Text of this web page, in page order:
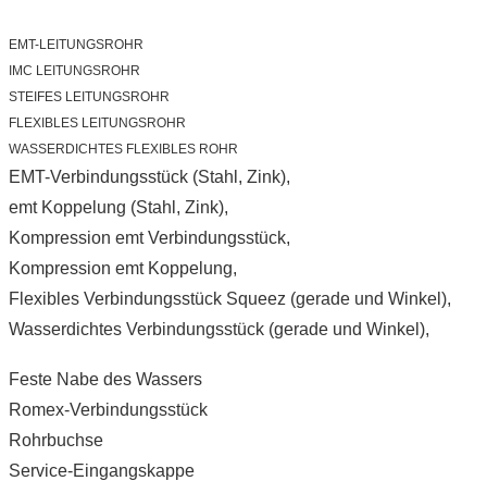
EMT-LEITUNGSROHR
IMC LEITUNGSROHR
STEIFES LEITUNGSROHR
FLEXIBLES LEITUNGSROHR
WASSERDICHTES FLEXIBLES ROHR
EMT-Verbindungsstück (Stahl, Zink),
emt Koppelung (Stahl, Zink),
Kompression emt Verbindungsstück,
Kompression emt Koppelung,
Flexibles Verbindungsstück Squeez (gerade und Winkel),
Wasserdichtes Verbindungsstück (gerade und Winkel),
Feste Nabe des Wassers
Romex-Verbindungsstück
Rohrbuchse
Service-Eingangskappe